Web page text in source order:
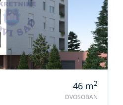
46 m2
DVOSOBAN